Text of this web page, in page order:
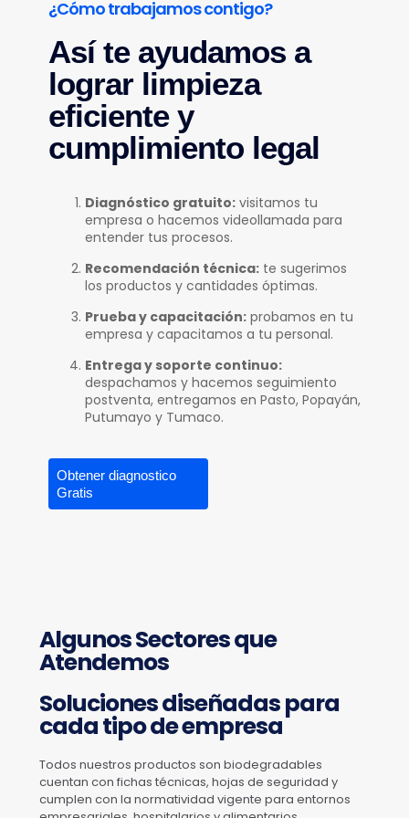
¿Cómo trabajamos contigo?
Así te ayudamos a
lograr limpieza
eficiente y
cumplimiento legal
Diagnóstico gratuito: visitamos tu
empresa o hacemos videollamada para
entender tus procesos.
Recomendación técnica: te sugerimos
los productos y cantidades óptimas.
Prueba y capacitación: probamos en tu
empresa y capacitamos a tu personal.
Entrega y soporte continuo:
despachamos y hacemos seguimiento
postventa, entregamos en Pasto, Popayán,
Putumayo y Tumaco.
Obtener diagnostico
Gratis
Algunos Sectores que
Atendemos
Soluciones diseñadas para
cada tipo de empresa
Todos nuestros productos son biodegradables
cuentan con fichas técnicas, hojas de seguridad y
cumplen con la normatividad vigente para entornos